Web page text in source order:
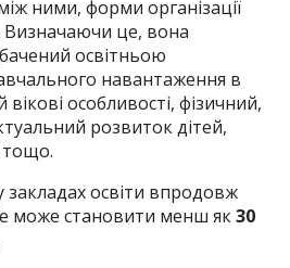
ними, форми організації
Визначаючи це, вона
освітньою
навантаження в
особливості, фізичний,
розвиток дітей,
тощо.
закладах освіти впродовж
може становити менш як30